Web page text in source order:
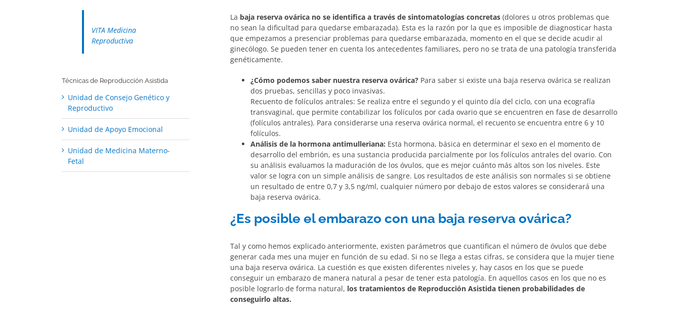
La baja reserva ovárica no se identifica a través de sintomatologías concretas (dolores u otros problemas que
no sean la dificultad para quedarse embarazada). Esta es la razón por la que es imposible de diagnosticar hasta
que empezamos a presenciar problemas para quedarse embarazada, momento en el que se decide acudir al
ginecólogo. Se pueden tener en cuenta los antecedentes familiares, pero no se trata de una patología transferida
genéticamente.
¿Cómo podemos saber nuestra reserva ovárica? Para saber si existe una baja reserva ovárica se realizan
dos pruebas, sencillas y poco invasivas.
Recuento de folículos antrales: Se realiza entre el segundo y el quinto día del ciclo, con una ecografía
transvaginal, que permite contabilizar los folículos por cada ovario que se encuentren en fase de desarrollo
(folículos antrales). Para considerarse una reserva ovárica normal, el recuento se encuentra entre 6 y 10
folículos.
Análisis de la hormona antimulleriana: Esta hormona, básica en determinar el sexo en el momento de
desarrollo del embrión, es una sustancia producida parcialmente por los folículos antrales del ovario. Con
su análisis evaluamos la maduración de los óvulos, que es mejor cuánto más altos son los niveles. Este
valor se logra con un simple análisis de sangre. Los resultados de este análisis son normales si se obtiene
un resultado de entre 0,7 y 3,5 ng/ml, cualquier número por debajo de estos valores se considerará una
baja reserva ovárica.
¿Es posible el embarazo con una baja reserva ovárica?
Tal y como hemos explicado anteriormente, existen parámetros que cuantifican el número de óvulos que debe
generar cada mes una mujer en función de su edad. Si no se llega a estas cifras, se considera que la mujer tiene
una baja reserva ovárica. La cuestión es que existen diferentes niveles y, hay casos en los que se puede
conseguir un embarazo de manera natural a pesar de tener esta patología. En aquellos casos en los que no es
posible lograrlo de forma natural, los tratamientos de Reproducción Asistida tienen probabilidades de
conseguirlo altas.
VITA Medicina
Reproductiva
Técnicas de Reproducción Asistida
Unidad de Consejo Genético y
Reproductivo
Unidad de Apoyo Emocional
Unidad de Medicina Materno-
Fetal